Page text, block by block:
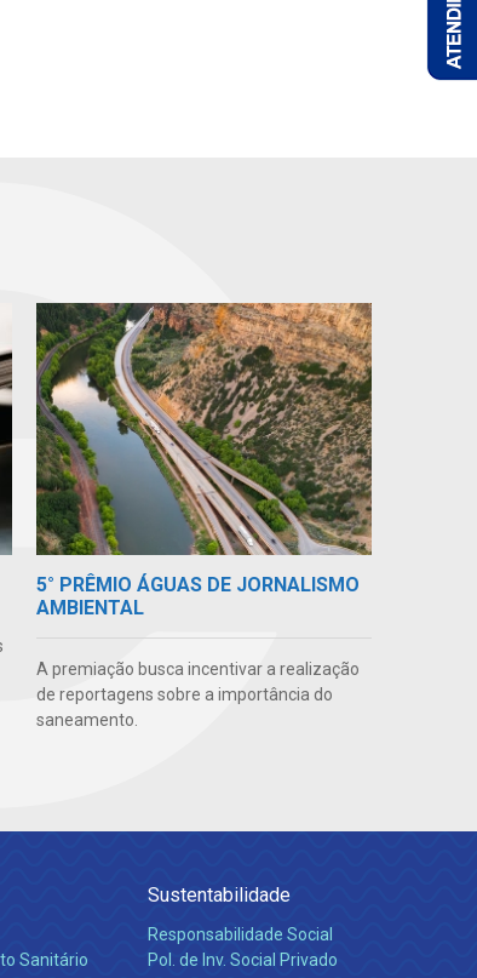
5° PRÊMIO ÁGUAS DE JORNALISMO
AMBIENTAL
A premiação busca incentivar a realização
de reportagens sobre a importância do
saneamento.
Sanitário
Sustentabilidade
Responsabilidade Social
Pol. de Inv. Social Privado